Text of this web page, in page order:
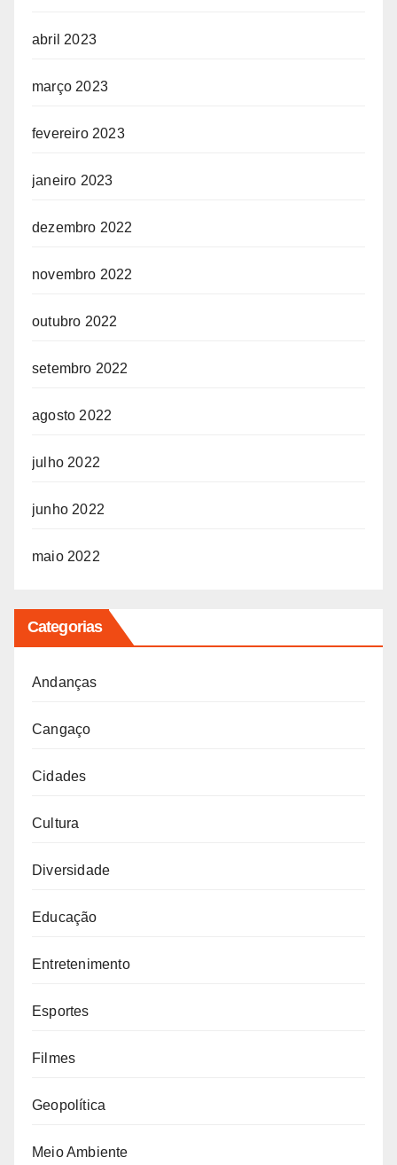
abril 2023
março 2023
fevereiro 2023
janeiro 2023
dezembro 2022
novembro 2022
outubro 2022
setembro 2022
agosto 2022
julho 2022
junho 2022
maio 2022
Categorias
Andanças
Cangaço
Cidades
Cultura
Diversidade
Educação
Entretenimento
Esportes
Filmes
Geopolítica
Meio Ambiente